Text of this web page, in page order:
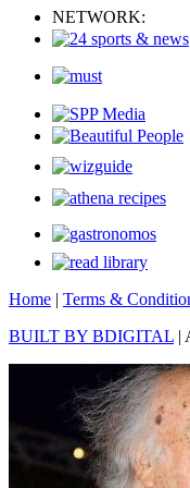
NETWORK:
Home | Terms &
BUILT BY BDIGITAL |